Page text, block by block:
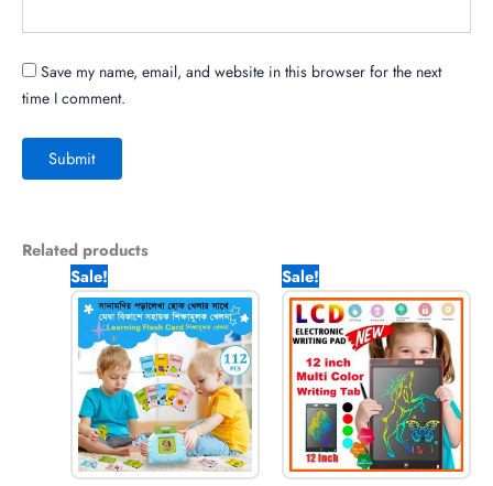
Save my name, email, and website in this browser for the next
time I comment.
Related products
Sale!
price
was:
1,399.00৳ .
price
is:
870.00৳ .
Sale!
price
was:
1,490.00৳ .
price
is:
670.00৳ .